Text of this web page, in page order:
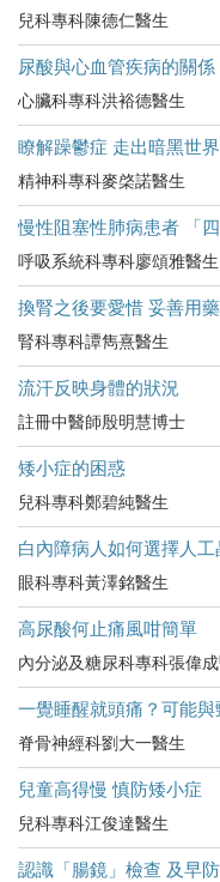
兒科專科陳德仁醫生
尿酸與心血管疾病的關係
心臟科專科洪裕德醫生
瞭解躁鬱症 走出暗黑世界
精神科專科麥棨諾醫生
慢性阻塞性肺病患者 「
呼吸系統科專科廖頌雅醫生
換腎之後要愛惜 妥善用
腎科專科譚雋熹醫生
流汗反映身體的狀況
註冊中醫師殷明慧博士
矮小症的困惑
兒科專科鄭碧純醫生
白內障病人如何選擇人工
眼科專科黃澤銘醫生
高尿酸何止痛風咁簡單
內分泌及糖尿科專科張偉
一覺睡醒就頭痛？可能與
脊骨神經科劉大一醫生
兒童高得慢 慎防矮小症
兒科專科江俊達醫生
認識「腸鏡」檢查 及早